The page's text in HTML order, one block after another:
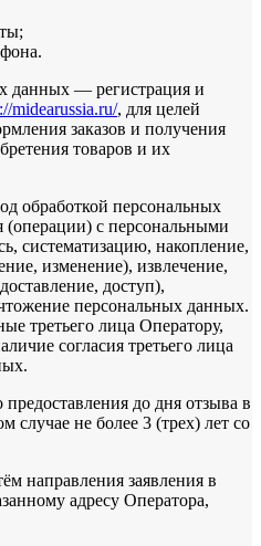
данных — регистрация и
midearussia.ru/, для целей
заказов и получения
товаров и их
обработкой персональных
с персональными
систематизацию, накопление,
изменение), извлечение,
доступ),
персональных данных.
третьего лица Оператору,
согласия третьего лица
предоставления до дня отзыва в
не более 3 (трех) лет со
направления заявления в
адресу Оператора,